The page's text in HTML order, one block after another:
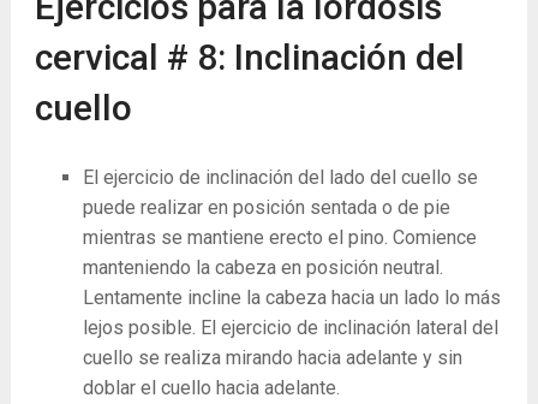
cervical # 8: Inclinación del
cuello
El ejercicio de inclinación del lado del cuello se
puede realizar en posición sentada o de pie
mientras se mantiene erecto el pino. Comience
manteniendo la cabeza en posición neutral.
Lentamente incline la cabeza hacia un lado lo más
lejos posible. El ejercicio de inclinación lateral del
cuello se realiza mirando hacia adelante y sin
doblar el cuello hacia adelante.